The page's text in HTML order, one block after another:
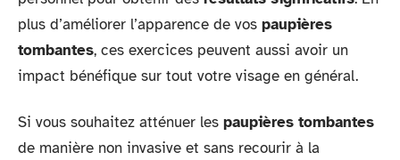
plus d’améliorer l’apparence de vos paupières
tombantes, ces exercices peuvent aussi avoir un
impact bénéfique sur tout votre visage en général.
Si vous souhaitez atténuer les paupières tombantes
de manière non invasive et sans recourir à la